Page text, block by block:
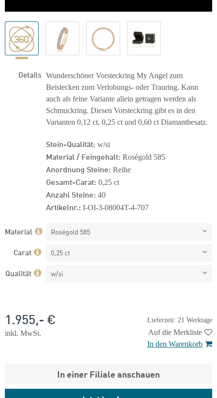
Details Wunderschöner Vorsteckring My Angel zum
Beistecken zum Verlobungs- oder Trauring. Kann
auch als feine Variante allein getragen werden als
Schmuckring. Diesen Vorsteckring gibt es in den
Varianten 0,12 ct, 0,25 ct und 0,60 ct Diamantbesatz.
Stein-Qualität: w/si
Material / Feingehalt: Roségold 585
Anordnung Steine: Reihe
Gesamt-Carat: 0,25 ct
Anzahl Steine: 40
Artikelnr.: I-OI-3-08004T-4-707
Material Roségold 585
Carat 0,25 ct
Qualität w/si
Lieferzeit: 21 Werktage
1.955,- €
inkl. MwSt.
Auf die Merkliste
In den Warenkorb
In einer Filiale anschauen